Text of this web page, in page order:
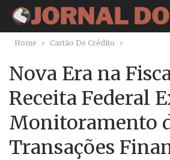
Home Cartão De Crédito
Nova Era na
Receita Federal
Monitoramento
Transações